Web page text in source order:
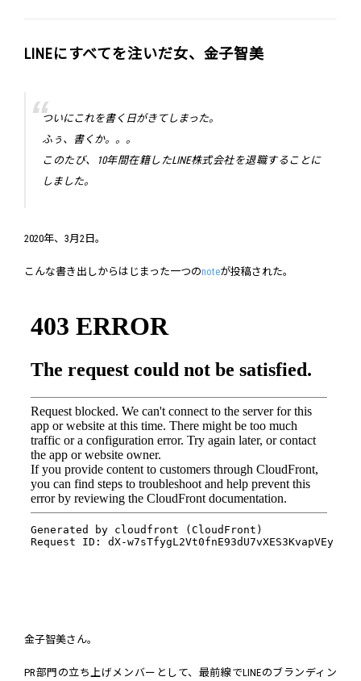
LINEにすべてを注いだ女、金子智美
ついにこれを書く日がきてしまった。
ふぅ、書くか。。。
このたび、10年間在籍したLINE株式会社を退職することに
しました。
2020年、3月2日。
こんな書き出しからはじまった一つのnoteが投稿された。
金子智美さん。
PR部門の立ち上げメンバーとして、最前線でLINEのブランディン